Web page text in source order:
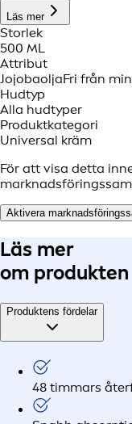
Läs mer
Storlek
500 ML
Attribut
JojobaoljaFri från
Hudtyp
Alla hudtyper
Produktkategori
Universal kräm
För att visa detta
Aktivera
Läs mer
om produkten
Produktens fördelar
48 timmars